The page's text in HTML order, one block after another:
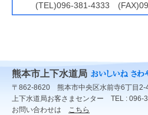
(TEL)096-381-4333
熊本市上下水道局
〒862-8620 熊本市中央区水前寺6丁目
上下水道局お客さまセンター TEL : 096-
お問い合わせは こちら